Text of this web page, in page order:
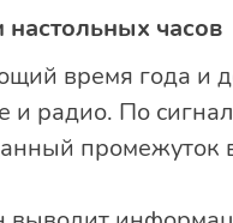
часов
время года и
и радио. По
промежуток